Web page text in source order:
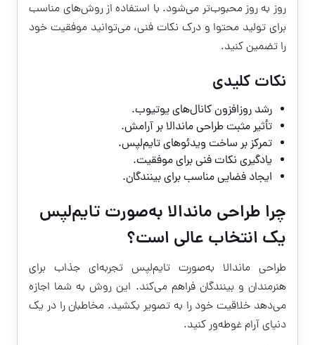
روز به روز محبوب‌تر می‌شود. با استفاده از روش‌های مناسب
برای تولید محتوا و درک نکات فنی، می‌توانید موفقیت خود
را تضمین کنید.
نکات کلیدی
رشد روزافزون کانال‌های یوتیوب.
تأثیر مثبت طراحی ماندالا بر آرامش.
تمرکز بر ساخت ویدئوهای تایم‌لپس.
یادگیری نکات فنی برای موفقیت.
ایجاد فضایی مناسب برای بینندگان.
چرا طراحی ماندالا به‌صورت تایم‌لپس
یک انتخاب عالی است؟
طراحی ماندالا به‌صورت تایم‌لپس تجربه‌ای جذاب برای
هنرمندان و بینندگان فراهم می‌کند. این روش به شما اجازه
می‌دهد خلاقیت خود را به تصویر بکشید. مخاطبان را در یک
دنیای آرام غوطه‌ور کنید.